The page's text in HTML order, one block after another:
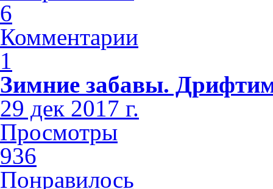
6
Комментарии
1
Зимние забавы.
29 дек 2017 г.
Просмотры
936
Понравилось